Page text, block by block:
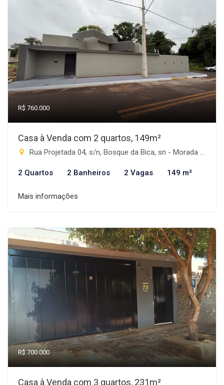
R$ 760.000
Casa à Venda com 2 quartos, 149m²
Rua Projetada 04, s/n, Bosque da Bica, sn - Morada do Sol, Rio Brilhante-MS
2 Quartos 2 Banheiros 2 Vagas 149 m²
Mais informações
R$ 700.000
Casa à Venda com 3 quartos, 231m²